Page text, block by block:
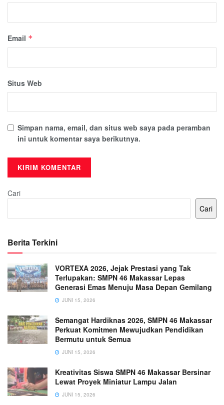
Email *
Situs Web
Simpan nama, email, dan situs web saya pada peramban
ini untuk komentar saya berikutnya.
Cari
Cari
Berita Terkini
VORTEXA 2026, Jejak Prestasi yang Tak
Terlupakan: SMPN 46 Makassar Lepas
Generasi Emas Menuju Masa Depan Gemilang
JUNI 15, 2026
Semangat Hardiknas 2026, SMPN 46 Makassar
Perkuat Komitmen Mewujudkan Pendidikan
Bermutu untuk Semua
JUNI 15, 2026
Kreativitas Siswa SMPN 46 Makassar Bersinar
Lewat Proyek Miniatur Lampu Jalan
JUNI 15, 2026